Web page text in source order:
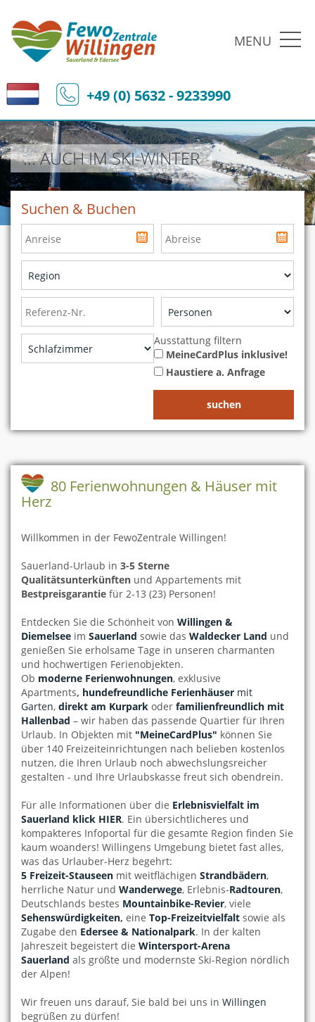
MENU
+49 (0) 5632 - 9233990
... AUCH IM SKI-WINTER
Suchen & Buchen
Ausstattung filtern
MeineCardPlus inklusive!
Haustiere a. Anfrage
80 Ferienwohnungen & Häuser mit
Herz
Willkommen in der FewoZentrale Willingen!
Sauerland-Urlaub in 3-5 Sterne
Qualitätsunterkünften und Appartements mit
Bestpreisgarantie für 2-13 (23) Personen!
Entdecken Sie die Schönheit von Willingen &
Diemelsee im Sauerland sowie das Waldecker Land und
genießen Sie erholsame Tage in unseren charmanten
und hochwertigen Ferienobjekten.
Ob moderne Ferienwohnungen, exklusive
Apartments, hundefreundliche Ferienhäuser mit
Garten, direkt am Kurpark oder familienfreundlich mit
Hallenbad – wir haben das passende Quartier für Ihren
Urlaub. In Objekten mit "MeineCardPlus" können Sie
über 140 Freizeiteinrichtungen nach belieben kostenlos
nutzen, die Ihren Urlaub noch abwechslungsreicher
gestalten - und Ihre Urlaubskasse freut sich obendrein.
Für alle Informationen über die Erlebnisvielfalt im
Sauerland klick HIER. Ein übersichtlicheres und
kompakteres Infoportal für die gesamte Region finden Sie
kaum woanders! Willingens Umgebung bietet fast alles,
was das Urlauber-Herz begehrt:
5 Freizeit-Stauseen mit weitflächigen Strandbädern,
herrliche Natur und Wanderwege, Erlebnis-Radtouren,
Deutschlands bestes Mountainbike-Revier, viele
Sehenswürdigkeiten, eine Top-Freizeitvielfalt sowie als
Zugabe den Edersee & Nationalpark. In der kalten
Jahreszeit begeistert die Wintersport-Arena
Sauerland als größte und modernste Ski-Region nördlich
der Alpen!
Wir freuen uns darauf, Sie bald bei uns in Willingen
begrüßen zu dürfen!